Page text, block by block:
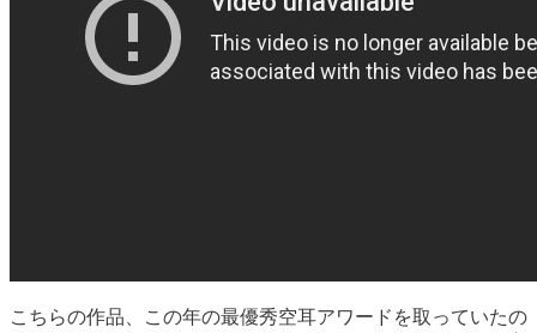
こちらの作品、この年の最優秀空耳アワードを取っていたの